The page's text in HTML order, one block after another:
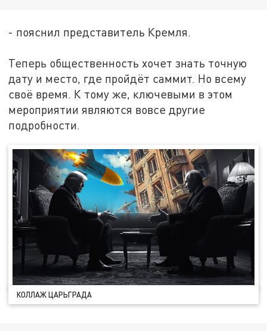
- пояснил представитель Кремля.
Теперь общественность хочет знать точную
дату и место, где пройдёт саммит. Но всему
своё время. К тому же, ключевыми в этом
мероприятии являются вовсе другие
подробности.
КОЛЛАЖ ЦАРЬГРАДА